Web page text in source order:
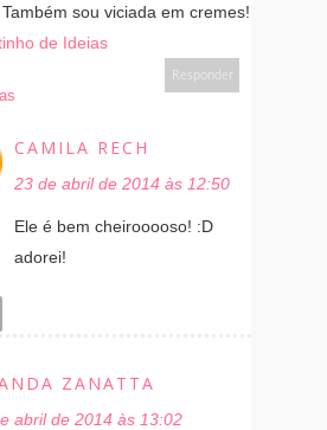
sou viciada em cremes!
de Ideias
Responder
CAMILA RECH
23 de abril de 2014 às 12:50
Ele é bem cheirooooso! :D
adorei!
ZANATTA
abril de 2014 às 13:02